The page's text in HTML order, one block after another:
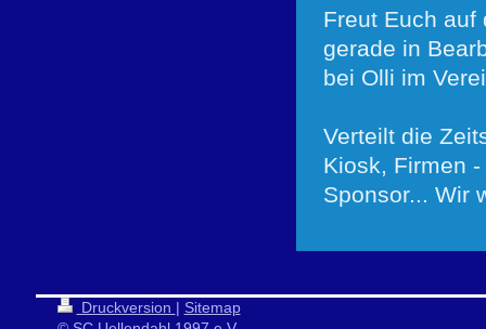
Freut Euch auf
gerade in
bei Olli im
Verteilt die
Kiosk, Firmen
Sponsor... Wir
Druckversion | Sitemap